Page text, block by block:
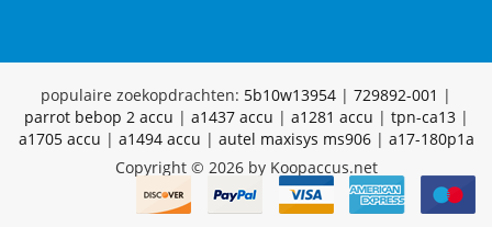
populaire zoekopdrachten: 5b10w13954 | 729892-001 |
parrot bebop 2 accu | a1437 accu | a1281 accu | tpn-ca13|
a1705 accu | a1494 accu | autel maxisys ms906| a17-180p1a
Copyright © 2026 by Koopaccus.net